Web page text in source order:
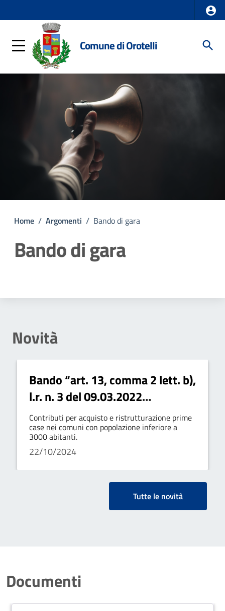
Comune di Orotelli
Home / Argomenti / Bando di gara
Bando di gara
Novità
Bando “art. 13, comma 2 lett. b),
l.r. n. 3 del 09.03.2022
disposizioni per contrasto
spopolamento” - contributi a
fondo perduto per acquisto e
comuni con popolazione
inferiore ai 3000 abitanti.
Contributi per acquisto e ristrutturazione prime
case nei comuni con popolazione inferiore a
3000 abitanti.
22/10/2024
Tutte le novità
Documenti